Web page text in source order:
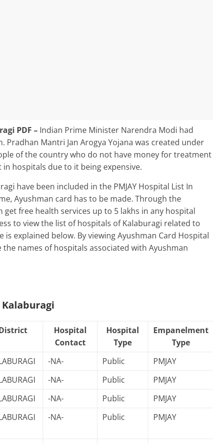
PDF – Indian Prime Minister Narendra Modi had
Mantri Jan Arogya Yojana was created under
of the country who do not have money for treatment
hospitals due to it being expensive.
have been included in the PMJAY Hospital List In
Ayushman card has to be made. Through the
free health services up to 5 lakhs in any hospital
to view the list of hospitals of Kalaburagi related to
explained below. By viewing Ayushman Card Hospital
the names of hospitals associated with Ayushman
Hospital
Contact
Hospital
Type
Empanelment
Type
-NA- Public
PMJAY
-NA- Public
PMJAY
-NA- Public
PMJAY
-NA- Public PMJAY